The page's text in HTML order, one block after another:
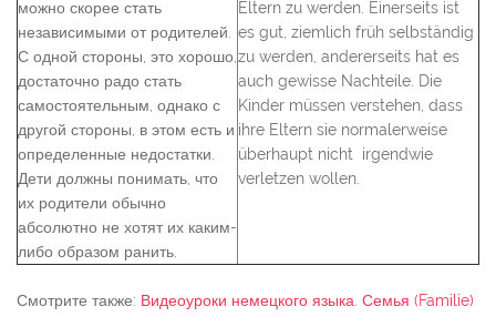
можно скорее стать
независимыми от родителей.
С одной стороны, это хорошо,
достаточно радо стать
самостоятельным, однако с
другой стороны, в этом есть и
определенные недостатки.
Дети должны понимать, что
их родители обычно
абсолютно не хотят их каким-
либо образом ранить.
Eltern zu werden. Einerseits ist
es gut, ziemlich früh selbständig
zu werden, andererseits hat es
auch gewisse Nachteile. Die
Kinder müssen verstehen, dass
ihre Eltern sie normalerweise
überhaupt nicht irgendwie
verletzen wollen.
Смотрите также: Видеоуроки немецкого языка. Семья (Familie)